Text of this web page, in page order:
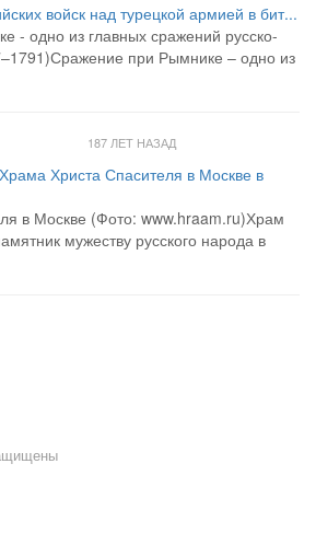
войск над турецкой армией в бит...
- одно из главных сражений русско-
при Рымнике – одно из
187 ЛЕТ НАЗАД
Христа Спасителя в Москве в
в Москве (Фото: www.hraam.ru)Храм
мужеству русского народа в